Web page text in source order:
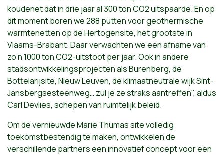
koudenet dat in drie jaar al 300 ton CO2 uitspaarde. En op
dit moment boren we 288 putten voor geothermische
warmtenetten op de Hertogensite, het grootste in
Vlaams-Brabant. Daar verwachten we een afname van
zo’n 1000 ton CO2-uitstoot per jaar. Ook in andere
stadsontwikkelingsprojecten als Burenberg, de
Bottelarijsite, Nieuw Leuven, de klimaatneutrale wijk Sint-
Jansbergsesteenweg… zul je ze straks aantreffen", aldus
Carl Devlies, schepen van ruimtelijk beleid.
Om de vernieuwde Marie Thumas site volledig
toekomstbestendig te maken, ontwikkelen de
verschillende partners een innovatief concept voor een